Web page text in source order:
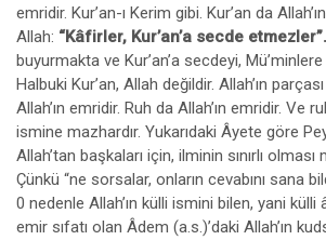
emridir. Kur’an-ı Kerim gibi. Kur’an da
Allah: “Kâfirler, Kur’an’a secde etmezler”.
buyurmakta ve Kur’an’a secdeyi, Mü’minlere
Halbuki Kur’an, Allah değildir. Allah’ın
Allah’ın emridir. Ruh da Allah’ın emridir. Ve
ismine mazhardır. Yukarıdaki Âyete göre
Allah’tan başkaları için, ilminin sınırlı
Çünkü “ne sorsalar, onların cevabını sana
0 nedenle Allah’ın külli ismini bilen, yani külli
emir sıfatı olan Âdem (a.s.)’daki Allah’ın